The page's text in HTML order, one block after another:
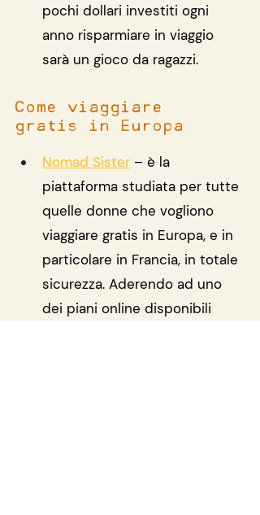
pochi dollari investiti ogni
anno risparmiare in viaggio
sarà un gioco da ragazzi.
Come viaggiare
gratis in Europa
Nomad Sister – è la
piattaforma studiata per tutte
quelle donne che vogliono
viaggiare gratis in Europa, e in
particolare in Francia, in totale
sicurezza. Aderendo ad uno
dei piani online disponibili